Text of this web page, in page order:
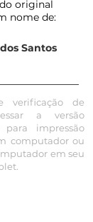
original
nome de:
Santos
verificação de
a versão
impressão
computador ou
em seu